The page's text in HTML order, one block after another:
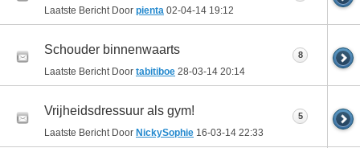
Laatste Bericht Door pienta 02-04-14 19:12
Schouder binnenwaarts
Laatste Bericht Door tabitiboe 28-03-14 20:14
8
Vrijheidsdressuur als gym!
Laatste Bericht Door NickySophie 16-03-14 22:33
5